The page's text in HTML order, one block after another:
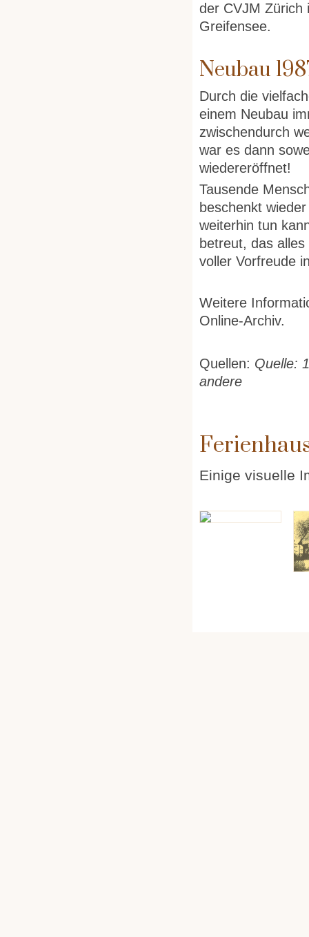
der CVJM Zürich
Greifensee.
Neubau
Durch die
einem Neubau
zwischendurch
war es dann
wiedereröffnet!
Tausende
beschenkt
weiterhin tun
betreut, das
voller Vorfreude
Weitere
Online-Archiv.
Quellen: Quelle:
andere
Einige visuelle